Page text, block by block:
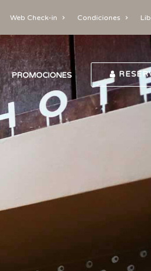
Web Check-in Condiciones
PROMOCIONES